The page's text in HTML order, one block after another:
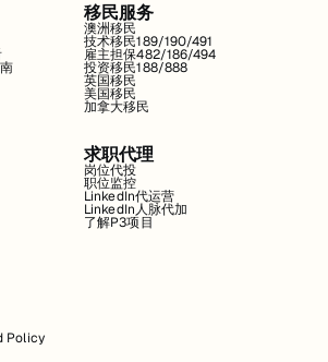
移民服务
澳洲移民
技术移民189/190/491
雇主担保482/186/494
投资移民188/888
英国移民
美国移民
加拿大移民
求职代理
岗位代投
职位监控
LinkedIn代运营
LinkedIn人脉代加
了解P3项目
Policy